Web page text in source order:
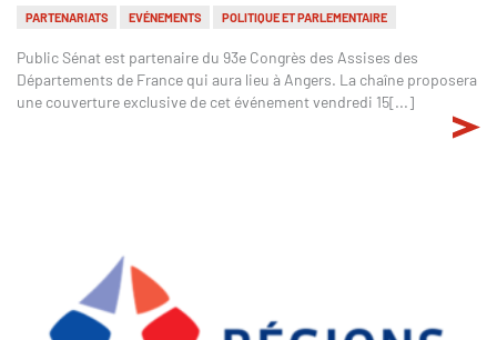
PARTENARIATS EVÉNEMENTS POLITIQUE ET PARLEMENTAIRE
Public Sénat est partenaire du 93e Congrès des Assises des
Départements de France qui aura lieu à Angers. La chaîne proposera
une couverture exclusive de cet événement vendredi 15[...]